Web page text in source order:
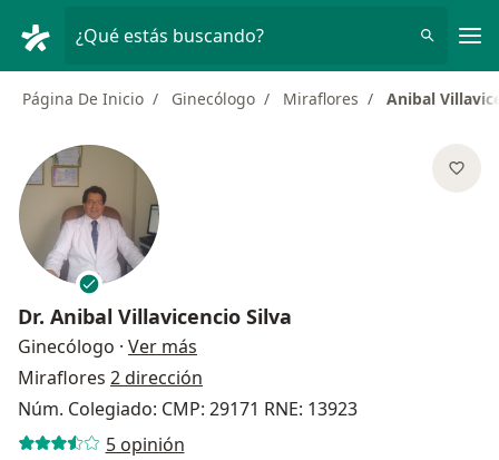
¿Qué estás buscando?
Página De Inicio Ginecólogo Miraflores Anibal
Dr. Anibal Villavicencio Silva
Ginecólogo · Ver más
Miraflores 2 dirección
Núm. Colegiado: CMP: 29171 RNE: 13923
5 opinión